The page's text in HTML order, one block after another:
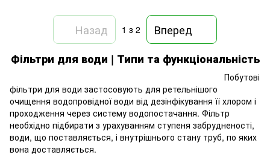
Назад 1 з 2
Вперед
Фільтри для води | Типи та функціональність
Побутові
фільтри для води застосовують для ретельнішого
очищення водопровідної води від дезінфікування її хлором і
проходження через систему водопостачання. Фільтр
необхідно підбирати з урахуванням ступеня забрудненості,
води, що поставляється, і внутрішнього стану труб, по яких
вона доставляється.